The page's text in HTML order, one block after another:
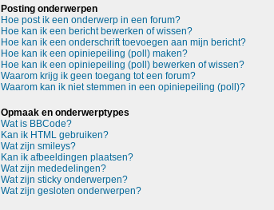
Posting onderwerpen
Hoe post ik een onderwerp in een forum?
Hoe kan ik een bericht bewerken of wissen?
Hoe kan ik een onderschrift toevoegen aan mijn bericht?
Hoe kan ik een opiniepeiling (poll) maken?
Hoe kan ik een opiniepeiling (poll) bewerken of wissen?
Waarom krijg ik geen toegang tot een forum?
Waarom kan ik niet stemmen in een opiniepeiling (poll)?
Opmaak en onderwerptypes
Wat is BBCode?
Kan ik HTML gebruiken?
Wat zijn smileys?
Kan ik afbeeldingen plaatsen?
Wat zijn mededelingen?
Wat zijn sticky onderwerpen?
Wat zijn gesloten onderwerpen?